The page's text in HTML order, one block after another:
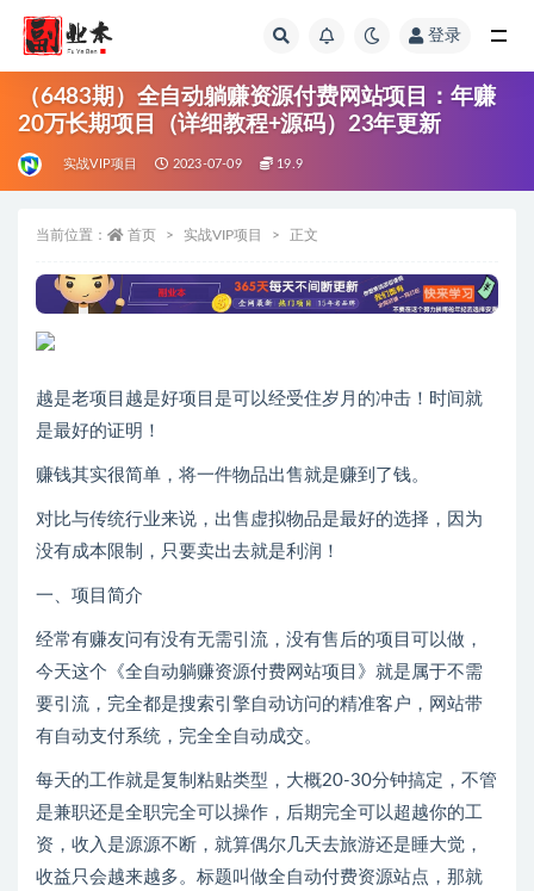
登录
（6483期）全自动躺赚资源付费网站项目：年赚
20万长期项目（详细教程+源码）23年更新
实战VIP项目 2023-07-09 19.9
当前位置： 首页 实战VIP项目 正文
越是老项目越是好项目是可以经受住岁月的冲击！时间就
是最好的证明！
赚钱其实很简单，将一件物品出售就是赚到了钱。
对比与传统行业来说，出售虚拟物品是最好的选择，因为
没有成本限制，只要卖出去就是利润！
一、项目简介
经常有赚友问有没有无需引流，没有售后的项目可以做，
今天这个《全自动躺赚资源付费网站项目》就是属于不需
要引流，完全都是搜索引擎自动访问的精准客户，网站带
有自动支付系统，完全全自动成交。
每天的工作就是复制粘贴类型，大概20-30分钟搞定，不管
是兼职还是全职完全可以操作，后期完全可以超越你的工
资，收入是源源不断，就算偶尔几天去旅游还是睡大觉，
收益只会越来越多。标题叫做全自动付费资源站点，那就